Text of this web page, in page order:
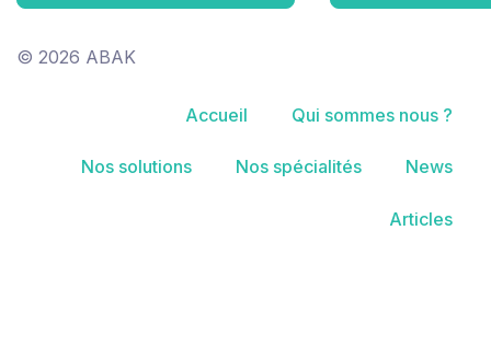
© 2026 ABAK
Accueil Qui sommes nous ?
Nos solutions Nos spécialités News
Articles